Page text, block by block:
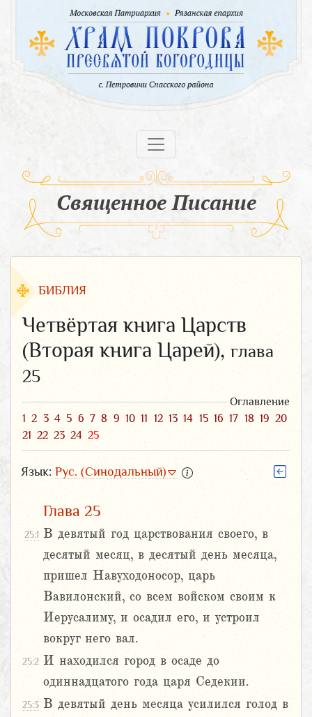
Священное Писание
БИБЛИЯ
Четвёртая книга Царств
(Вторая книга Царей), глава
25
Оглавление
1 2 3 4 5 6 7 8 9 10 11 12 13 14 15 16 17 18 19 20
21 22 23 24 25
Язык: Рус. (Синодальный)
Глава 25
25:1 В девятый год царствования своего, в
десятый месяц, в десятый день месяца,
пришел Навуходоносор, царь
Вавилонский, со всем войском своим к
Иерусалиму, и осадил его, и устроил
вокруг него вал.
25:2 И находился город в осаде до
одиннадцатого года царя Седекии.
25:3 В девятый день месяца усилился голод в